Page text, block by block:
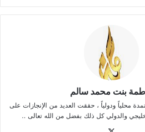
بنت محمد سالم
محلياً ودولياً ، حققت العديد من الإنجازات على
والدولي كل ذلك بفضل من الله تعالى ..